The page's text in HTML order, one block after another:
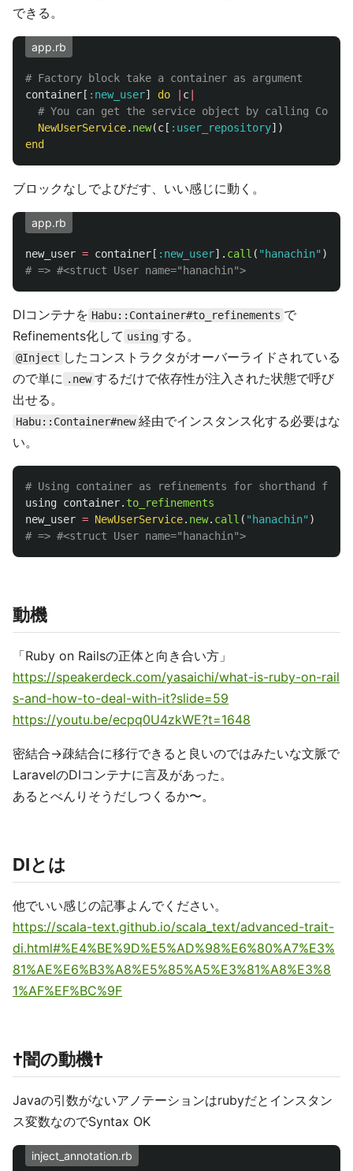
できる。
app.rb
# Factory block take a container as argument
container [ :new_user] do c
# You can get the service object by calling
NewUserService. new(c [ :user_repository])
end
ブロックなしでよびだす、いい感じに動く。
app.rb
new_user = container [ :new_user]. call ( "hanachin" )
# => #<struct User name="hanachin">
DIコンテナを Habu::Container#to_refinements で
Refinements化して using する。
@Inject したコンストラクタがオーバーライドされている
ので単に .new するだけで依存性が注入された状態で呼び
出せる。
Habu::Container#new 経由でインスタンス化する必要はな
い。
# Using container as refinements for shorthand for
using container. to_refinements
new_user = NewUserService. new. call ( "hanachin" )
# => #<struct User name="hanachin">
動機
「Ruby on Railsの正体と向き合い方」
https://speakerdeck.com/yasaichi/what-is-ruby-on-rail
s-and-how-to-deal-with-it?slide=59
https://youtu.be/ecpq0U4zkWE?t=1648
密結合→疎結合に移行できると良いのではみたいな文脈で
LaravelのDIコンテナに言及があった。
あるとべんりそうだしつくるか〜。
DIとは
他でいい感じの記事よんでください。
https://scala-text.github.io/scala_text/advanced-trait-
di.html#%E4%BE%9D%E5%AD%98%E6%80%A7%E3%
81%AE%E6%B3%A8%E5%85%A5%E3%81%A8%E3%8
1%AF%EF%BC%9F
†闇の動機†
Javaの引数がないアノテーションはrubyだとインスタン
ス変数なのでSyntax OK
inject_annotation.rb